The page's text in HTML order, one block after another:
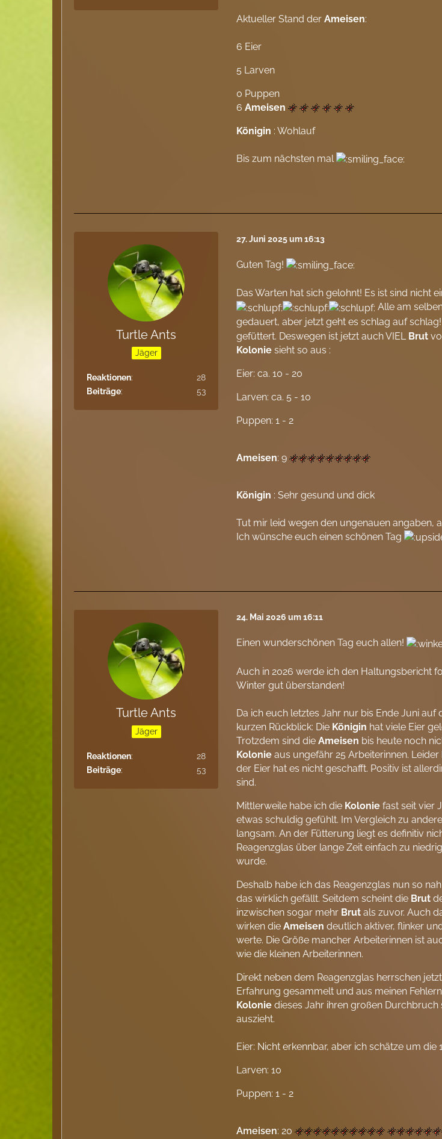
Aktueller Stand derAmeisen:
6 Eier
5 Larven
0 Puppen
6Ameisen
Königin : Wohlauf
Bis zum nächsten mal
Turtle Ants
Jäger
Reaktionen
28
Beiträge
53
27. Juni 2025 um 16:13
Guten Tag!
Das Warten hat sich gelohnt! Es ist sind nicht
Alle am
gedauert, aber jetzt geht es schlag auf
gefüttert. Deswegen ist jetzt auch VIEL Brut
Kolonie sieht so aus :
Eier: ca. 10 - 20
Larven: ca. 5 - 10
Puppen: 1 - 2
Ameisen: 9
Königin : Sehr gesund und dick
Tut mir leid wegen den ungenauen angaben,
Ich wünsche euch einen schönen Tag
Turtle Ants
Jäger
Reaktionen
28
Beiträge
53
24. Mai 2026 um 16:11
Einen wunderschönen Tag euch allen!
Auch in 2026 werde ich den Haltungsbericht
Winter gut überstanden!
Da ich euch letztes Jahr nur bis Ende Juni
kurzen Rückblick: Die Königin hat viele Eier
Trotzdem sind dieAmeisen bis heute noch
Kolonie aus ungefähr 25 Arbeiterinnen.
der Eier hat es nicht geschafft. Positiv ist
sind.
Mittlerweile habe ich die Kolonie fast seit vier
etwas schuldig gefühlt. Im Vergleich zu
langsam. An der Fütterung liegt es definitiv
Reagenzglas über lange Zeit einfach zu
wurde.
Deshalb habe ich das Reagenzglas nun so
das wirklich gefällt. Seitdem scheint die Brut
inzwischen sogar mehr Brut als zuvor. Auch
wirken dieAmeisen deutlich aktiver, flinker
werte. Die Größe mancher Arbeiterinnen ist
wie die kleinen Arbeiterinnen.
Direkt neben dem Reagenzglas herrschen
Erfahrung gesammelt und aus meinen
Kolonie dieses Jahr ihren großen
auszieht.
Eier: Nicht erkennbar, aber ich schätze um die
Larven: 10
Puppen: 1 - 2
Ameisen: 20